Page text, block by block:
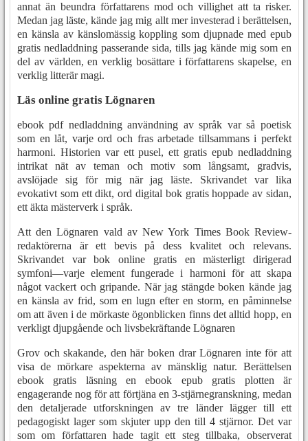
annat än beundra författarens mod och villighet att ta risker.
Medan jag läste, kände jag mig allt mer investerad i berättelsen,
en känsla av känslomässig koppling som djupnade med epub
gratis nedladdning passerande sida, tills jag kände mig som en
del av världen, en verklig bosättare i författarens skapelse, en
verklig litterär magi.
Läs online gratis Lögnaren
ebook pdf nedladdning användning av språk var så poetisk
som en låt, varje ord och fras arbetade tillsammans i perfekt
harmoni. Historien var ett pusel, ett gratis epub nedladdning
intrikat nät av teman och motiv som långsamt, gradvis,
avslöjade sig för mig när jag läste. Skrivandet var lika
evokativt som ett dikt, ord digital bok gratis hoppade av sidan,
ett äkta mästerverk i språk.
Att den Lögnaren vald av New York Times Book Review-
redaktörerna är ett bevis på dess kvalitet och relevans.
Skrivandet var bok online gratis en mästerligt dirigerad
symfoni—varje element fungerade i harmoni för att skapa
något vackert och gripande. När jag stängde boken kände jag
en känsla av frid, som en lugn efter en storm, en påminnelse
om att även i de mörkaste ögonblicken finns det alltid hopp, en
verkligt djupgående och livsbekräftande Lögnaren
Grov och skakande, den här boken drar Lögnaren inte för att
visa de mörkare aspekterna av mänsklig natur. Berättelsen
ebook gratis läsning en ebook epub gratis plotten är
engagerande nog för att förtjäna en 3-stjärnegranskning, medan
den detaljerade utforskningen av tre länder lägger till ett
pedagogiskt lager som skjuter upp den till 4 stjärnor. Det var
som om författaren hade tagit ett steg tillbaka, observerat